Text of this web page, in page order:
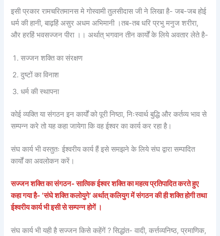
इसी प्रकार रामचरितमानस मे गोस्वामी तुलसीदास जी ने लिखा है- जब-जब होई
धर्म की हानी, बाढ़हिं असुर अधम अभिमानी ।तब-तब धरि प्रभु मनुज शरीरा,
और हरहिं भवसज्जन पीरा ।। अर्थात् भगवान तीन कार्यों के लिये अवतार लेते है-
सज्जन शक्ति का संरक्षण
दुष्टों का विनाश
धर्म की स्थापना
कोई व्यक्ति या संगठन इन कार्यों को पूरी निष्ठा, निःस्वार्थ बुद्धि और कर्तव्य भाव से
सम्पन्न करे तो यह कहा जायेगा कि वह ईश्वर का कार्य कर रहा है।
संघ कार्य भी वस्तुतः ईश्वरीय कार्य हैं इसे समझने के लिये संघ द्वारा सम्पादित
कार्यों का अवलोकन करें।
सज्जन शक्ति का संगठन- सात्विक ईश्वर शक्ति का महत्व प्रतिपादित करते हुए
कहा गया है- ‘संघे शक्ति कलोयुगे’ अर्थात् कलियुग में संगठन की ही शक्ति होगी तथा
ईश्वरीय कार्य भी इसी से सम्पन्न होगें ।
संघ कार्य भी यही है सज्जन किसे कहेंगें ? सिद्धांत- वादी, कर्त्तव्यनिष्ठ, प्रमाणिक,